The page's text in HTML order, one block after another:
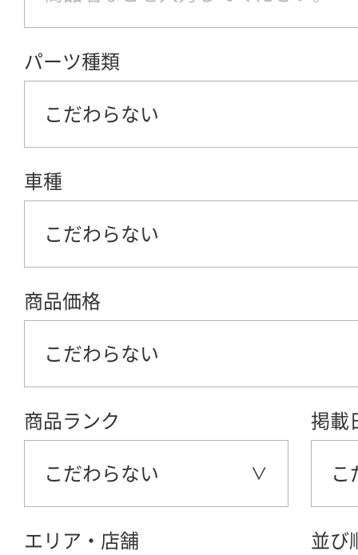
パーツ種類
こだわらない
車種
こだわらない
商品価格
こだわらない
商品ランク
こだわらない
掲載
こ
エリア・店舗 並び